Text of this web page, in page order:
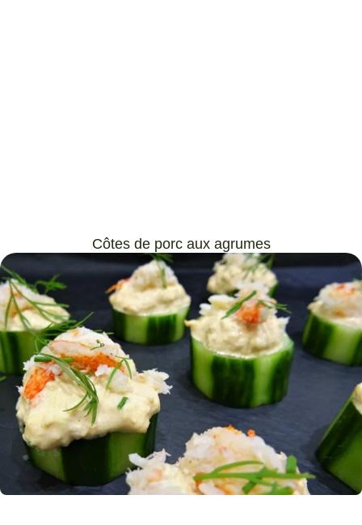
Côtes de porc aux agrumes